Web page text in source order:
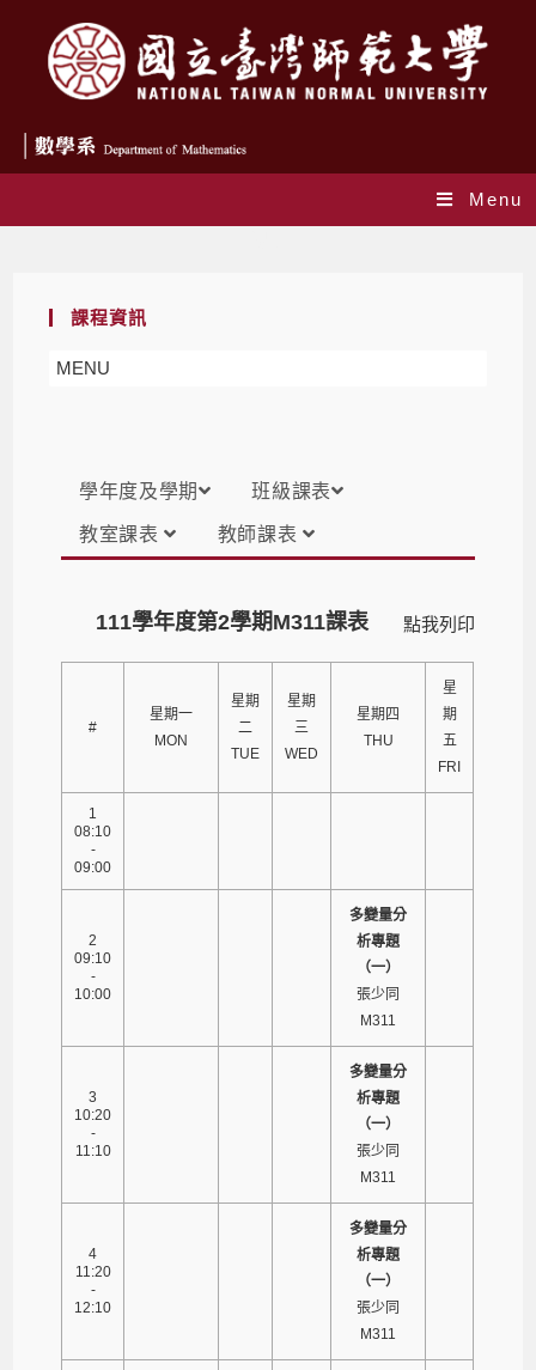
Menu
課程資訊
MENU
學年度及學期 班級課表
教室課表 教師課表
點我列印
111學年度第2學期M311課表
#
星期一
MON
星期
二
TUE
星期
三
WED
星期四
THU
星
期
五
FRI
1
08:10
-
09:00
2
09:10
-
10:00
多變量分
析專題
（一）
張少同
M311
3
10:20
-
11:10
多變量分
析專題
（一）
張少同
M311
4
11:20
-
12:10
多變量分
析專題
（一）
張少同
M311